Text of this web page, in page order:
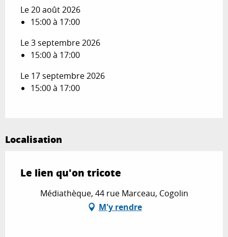
Le 20 août 2026
15:00 à 17:00
Le 3 septembre 2026
15:00 à 17:00
Le 17 septembre 2026
15:00 à 17:00
Localisation
Le lien qu'on tricote
Médiathèque, 44 rue Marceau, Cogolin
M'y rendre